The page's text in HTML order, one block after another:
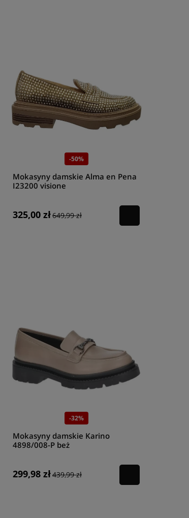
-50%
Mokasyny damskie Alma en Pena
I23200 visione
325,00 zł649,99 zł
-32%
Mokasyny damskie Karino
4898/008-P beż
299,98 zł439,99 zł